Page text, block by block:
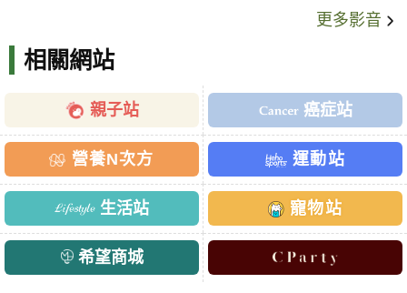
更多影音
相關網站
親子站 癌症站
營養N次方 運動站
生活站 寵物站
希望商城